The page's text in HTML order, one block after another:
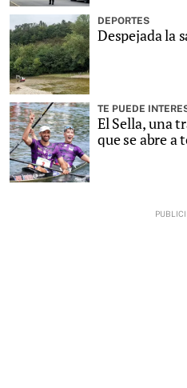
DEPORTES
Despejada la
TE PUEDE
El Sella, una
que se abre a